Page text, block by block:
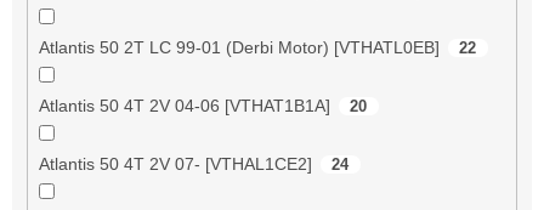
Atlantis 50 2T LC 99-01 (Derbi Motor) [VTHATL0EB] 22
Atlantis 50 4T 2V 04-06 [VTHAT1B1A] 20
Atlantis 50 4T 2V 07- [VTHAL1CE2] 24